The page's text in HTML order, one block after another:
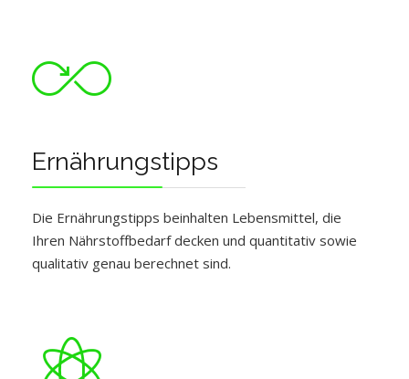
Ernährungstipps
Die Ernährungstipps beinhalten Lebensmittel, die
Ihren Nährstoffbedarf decken und quantitativ sowie
qualitativ genau berechnet sind.